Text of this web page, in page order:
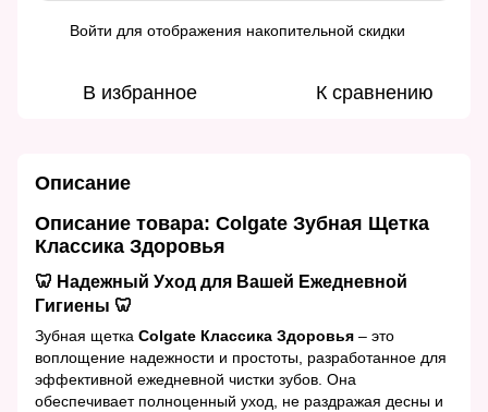
Войти для отображения накопительной скидки
В избранное К сравнению
Описание
Описание товара: Colgate Зубная Щетка
Классика Здоровья
🦷 Надежный Уход для Вашей Ежедневной
Гигиены 🦷
Зубная щетка Colgate Классика Здоровья – это
воплощение надежности и простоты, разработанное для
эффективной ежедневной чистки зубов. Она
обеспечивает полноценный уход, не раздражая десны и